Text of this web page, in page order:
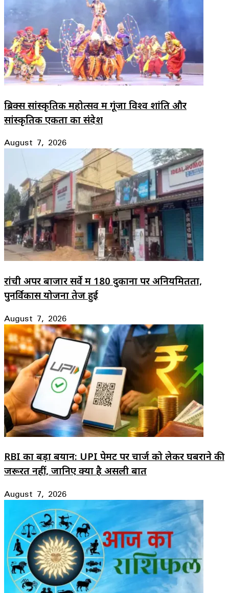
ब्रिक्स सांस्कृतिक महोत्सव में गूंजा विश्व शांति और
सांस्कृतिक एकता का संदेश
August 7, 2026
रांची अपर बाजार सर्वे में 180 दुकानों पर अनियमितता,
पुनर्विकास योजना तेज हुई
August 7, 2026
RBI का बड़ा बयान: UPI पेमेंट पर चार्ज को लेकर घबराने की
जरूरत नहीं, जानिए क्या है असली बात
August 7, 2026